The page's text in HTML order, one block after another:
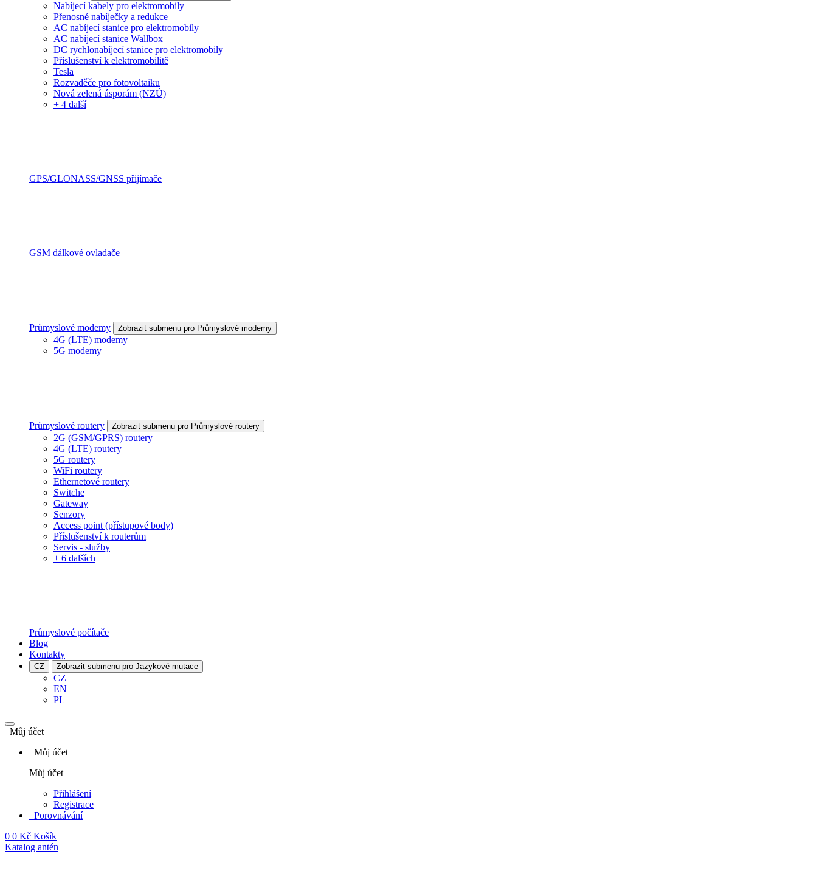
Nabíjecí kabely pro elektromobily
Přenosné nabíječky a redukce
AC nabíjecí stanice pro elektromobily
AC nabíjecí stanice Wallbox
DC rychlonabíjecí stanice pro elektromobily
Příslušenství k elektromobilitě
Tesla
Rozvaděče pro fotovoltaiku
Nová zelená úsporám (NZÚ)
+ 4 další
GPS/GLONASS/GNSS přijímače
GSM dálkové ovladače
Průmyslové modemy Zobrazit submenu pro Průmyslové modemy
4G (LTE) modemy
5G modemy
Průmyslové routery Zobrazit submenu pro Průmyslové routery
2G (GSM/GPRS) routery
4G (LTE) routery
5G routery
WiFi routery
Ethernetové routery
Switche
Gateway
Senzory
Access point (přístupové body)
Příslušenství k routerům
Servis - služby
+ 6 dalších
Průmyslové počítače
Blog
Kontakty
CZ Zobrazit submenu pro Jazykové mutace
CZ
EN
PL
Můj účet
Můj účet
Můj účet
Přihlášení
Registrace
Porovnávání
0 0 Kč Košík
Katalog antén